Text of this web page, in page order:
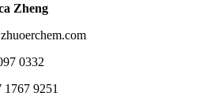
Zheng
0332
1767 9251